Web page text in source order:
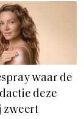
waar de
deze
zweert